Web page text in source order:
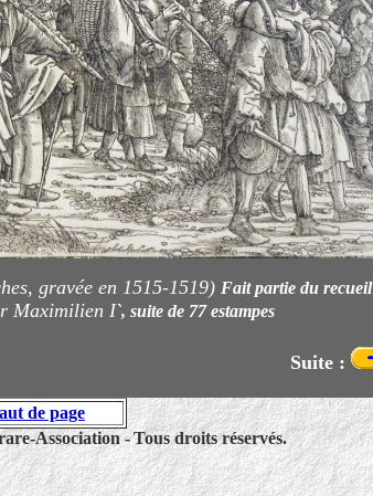
gravée en 1515-1519) Fait partie du recueil
Maximilien I`, suite de 77 estampes
Suite :
de page
Association-Tous droits réservés.